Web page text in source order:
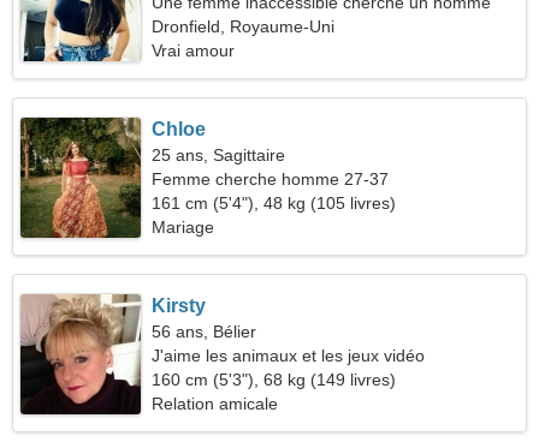
Dronfield, Royaume-Uni
Vrai amour
Chloe
25 ans, Sagittaire
Femme cherche homme 27-37
161 cm (5'4"), 48 kg (105 livres)
Mariage
Kirsty
56 ans, Bélier
J'aime les animaux et les jeux vidéo
160 cm (5'3"), 68 kg (149 livres)
Relation amicale